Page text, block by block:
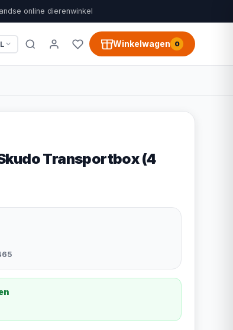
online dierenwinkel
Winkelwagen 0
Transportbox (4